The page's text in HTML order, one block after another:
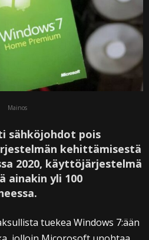
Mainos
sähköjohdot pois
kehittämisestä
2020, käyttöjärjestelmä
ainakin yli 100
tuekea Windows 7:ään